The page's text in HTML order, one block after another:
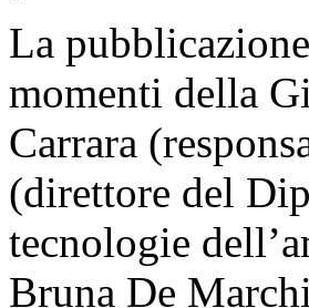
La
momenti della
Carrara
(direttore del
tecnologie
Bruna De